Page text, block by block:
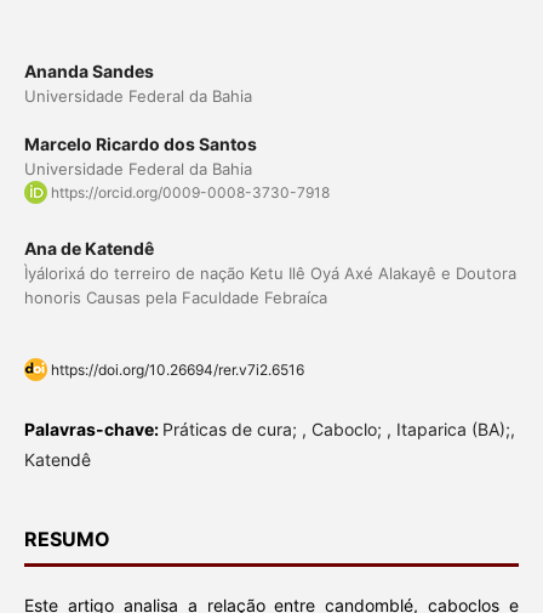
Ananda Sandes
Universidade Federal da Bahia
Marcelo Ricardo dos Santos
Universidade Federal da Bahia
https://orcid.org/0009-0008-3730-7918
Ana de Katendê
Ìyálorixá do terreiro de nação Ketu Ilê Oyá Axé Alakayê e Doutora
honoris Causas pela Faculdade Febraíca
https://doi.org/10.26694/rer.v7i2.6516
Palavras-chave: Práticas de cura; , Caboclo; , Itaparica (BA);,
Katendê
RESUMO
Este artigo analisa a relação entre candomblé, caboclos e